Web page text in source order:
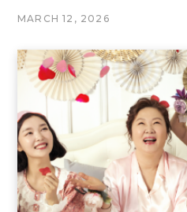
MARCH 12, 2026